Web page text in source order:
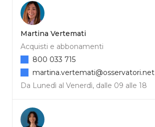
Martina Vertemati
Acquisti e abbonamenti
Da Lunedì al Venerdì, dalle 09 alle 18
800 033 715
martina.vertemati@osservatori.net